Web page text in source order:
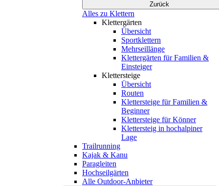
Zurück
Alles zu Klettern
Klettergärten
Übersicht
Sportklettern
Mehrseillänge
Klettergärten für Familien &
Einsteiger
Klettersteige
Übersicht
Routen
Klettersteige für Familien &
Beginner
Klettersteige für Könner
Klettersteig in hochalpiner
Lage
Trailrunning
Kajak & Kanu
Paragleiten
Hochseilgärten
Alle Outdoor-Anbieter